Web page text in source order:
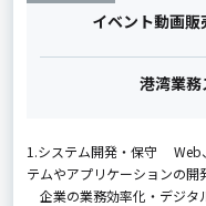
イベント動画
港湾業
1.システム開発・保守 Web
テムやアプリケーションの開
企業の業務効率化・デジタ